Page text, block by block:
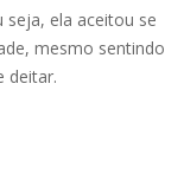
seja, ela aceitou se
mesmo sentindo
deitar.